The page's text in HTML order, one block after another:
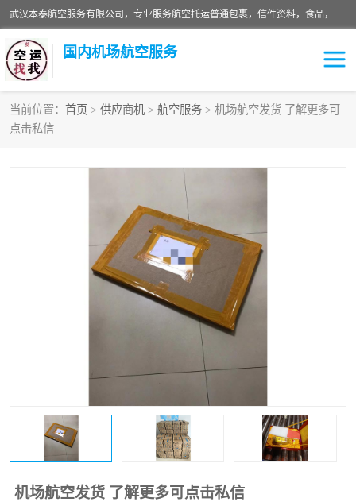
武汉本泰航空服务有限公司，专业服务航空托运普通包裹，信件资料，食品，服装，快消品等运输的专线空运，完善的网络服务确保为客户提供准确、*、安全的“门对门”服务，本着“诚信为本、精诚合作”的服务宗旨.“以安全运输为保障，以运价合理要求市场”的经营理念。武汉机场货运、武汉航空物流、武汉空运、武汉天河国际机场东方、南方、国际航空、机场空运业务覆盖国内二三线机场城市，如：武汉-敦煌、武汉-柳州等
国内机场航空服务
当前位置： 首页 > 供应商机 > 航空服务 > 机场航空发货 了解更多可
点击私信
机场航空发货 了解更多可点击私信
航空服务